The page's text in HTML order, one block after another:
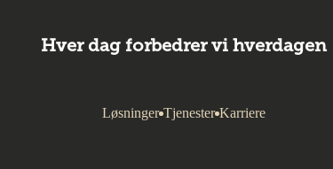
Hver dag forbedrer vi hverdagen
Løsninger Tjenester Karriere